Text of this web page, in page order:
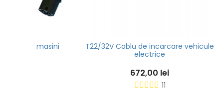
T22/32V Cablu de incarcare vehicule